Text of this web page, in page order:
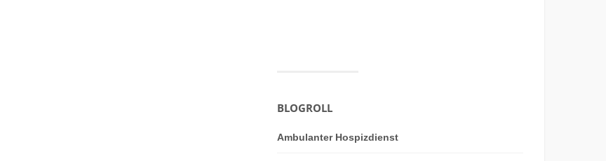
BLOGROLL
Ambulanter Hospizdienst